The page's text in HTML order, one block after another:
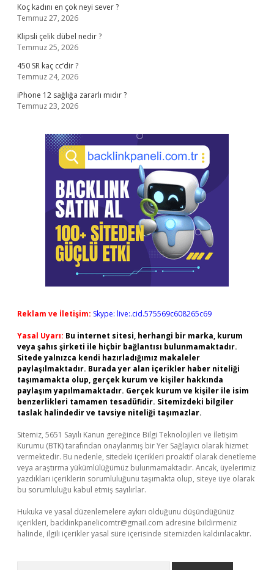
Koç kadını en çok neyi sever ?
Temmuz 27, 2026
Klipsli çelik dübel nedir ?
Temmuz 25, 2026
450 SR kaç cc’dir ?
Temmuz 24, 2026
iPhone 12 sağlığa zararlı mıdır ?
Temmuz 23, 2026
Reklam ve İletişim: Skype: live:.cid.575569c608265c69
Yasal Uyarı: Bu internet sitesi, herhangi bir marka, kurum
veya şahıs şirketi ile hiçbir bağlantısı bulunmamaktadır.
Sitede yalnızca kendi hazırladığımız makaleler
paylaşılmaktadır. Burada yer alan içerikler haber niteliği
taşımamakta olup, gerçek kurum ve kişiler hakkında
paylaşım yapılmamaktadır. Gerçek kurum ve kişiler ile isim
benzerlikleri tamamen tesadüfidir. Sitemizdeki bilgiler
taslak halindedir ve tavsiye niteliği taşımazlar.
Sitemiz, 5651 Sayılı Kanun gereğince Bilgi Teknolojileri ve İletişim
Kurumu (BTK) tarafından onaylanmış bir Yer Sağlayıcı olarak hizmet
vermektedir. Bu nedenle, sitedeki içerikleri proaktif olarak denetleme
veya araştırma yükümlülüğümüz bulunmamaktadır. Ancak, üyelerimiz
yazdıkları içeriklerin sorumluluğunu taşımakta olup, siteye üye olarak
bu sorumluluğu kabul etmiş sayılırlar.
Hukuka ve yasal düzenlemelere aykırı olduğunu düşündüğünüz
içerikleri, backlinkpanelicomtr@gmail.com adresine bildirmeniz
halinde, ilgili içerikler yasal süre içerisinde sitemizden kaldırılacaktır.